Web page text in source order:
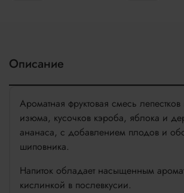
Описание
Ароматная фруктовая смесь лепестков
изюма, кусочков кэроба, яблока и
ананаса, с добавлением плодов и
шиповника.
Напиток обладает насыщенным
кислинкой в послевкусии.